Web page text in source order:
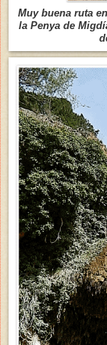
Muy buena ruta
la Penya de